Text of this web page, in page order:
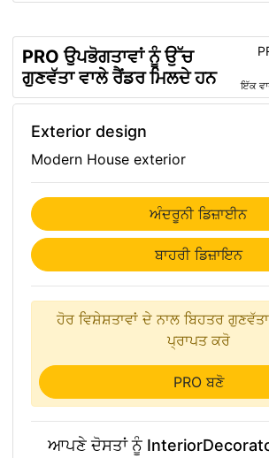
PRO ਉਪਭੋਗਤਾਵਾਂ ਨੂੰ ਉੱਚ
ਗੁਣਵੱਤਾ ਵਾਲੇ ਰੈਂਡਰ ਮਿਲਦੇ ਹਨ
ਇੱਕ
Exterior design
Modern House exterior
ਅੰਦਰੂਨੀ ਡਿਜ਼ਾਈਨ
ਬਾਹਰੀ ਡਿਜ਼ਾਇਨ
ਹੋਰ ਵਿਸ਼ੇਸ਼ਤਾਵਾਂ ਦੇ ਨਾਲ ਬਿਹਤਰ
ਪ੍ਰਾਪਤ ਕਰੋ
PRO ਬਣੋ
ਆਪਣੇ ਦੋਸਤਾਂ ਨੂੰ